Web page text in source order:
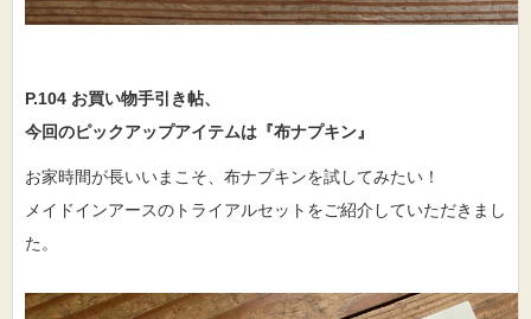
P.104 お買い物手引き帖、
今回のピックアップアイテムは『布ナプキン』
お家時間が長いいまこそ、布ナプキンを試してみたい！
メイドインアースのトライアルセットをご紹介していただきまし
た。